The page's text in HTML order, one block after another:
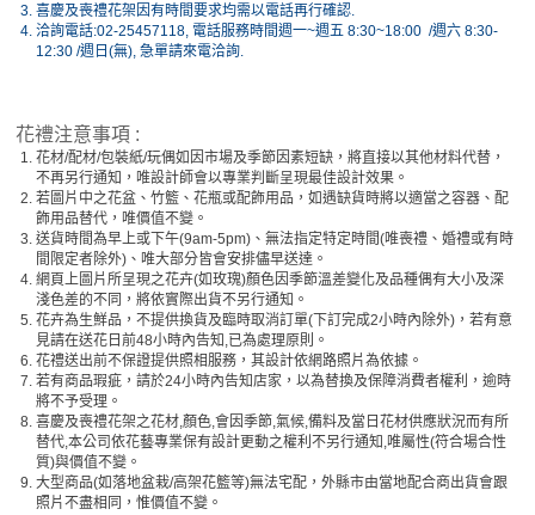
3. 喜慶及喪禮花架因有時間要求均需以電話再行確認.
4. 洽詢電話:02-25457118, 電話服務時間週一~週五 8:30~18:00 /週六 8:30-
12:30 /週日(無), 急單請來電洽詢.
花禮注意事項 :
1. 花材/配材/包裝紙/玩偶如因市場及季節因素短缺，將直接以其他材料代替，
不再另行通知，唯設計師會以專業判斷呈現最佳設計效果。
2. 若圖片中之花盆、竹籃、花瓶或配飾用品，如遇缺貨時將以適當之容器、配
飾用品替代，唯價值不變。
3. 送貨時間為早上或下午(9am-5pm)、無法指定特定時間(唯喪禮、婚禮或有時
間限定者除外)、唯大部分皆會安排儘早送達。
4. 網頁上圖片所呈現之花卉(如玫瑰)顏色因季節溫差變化及品種偶有大小及深
淺色差的不同，將依實際出貨不另行通知。
5. 花卉為生鮮品，不提供換貨及臨時取消訂單(下訂完成2小時內除外)，若有意
見請在送花日前48小時內告知,已為處理原則。
6. 花禮送出前不保證提供照相服務，其設計依網路照片為依據。
7. 若有商品瑕疵，請於24小時內告知店家，以為替換及保障消費者權利，逾時
將不予受理。
8. 喜慶及喪禮花架之花材,顏色,會因季節,氣候,備料及當日花材供應狀況而有所
替代,本公司依花藝專業保有設計更動之權利不另行通知,唯屬性(符合場合性
質)與價值不變。
9. 大型商品(如落地盆栽/高架花籃等)無法宅配，外縣市由當地配合商出貨會跟
照片不盡相同，惟價值不變。